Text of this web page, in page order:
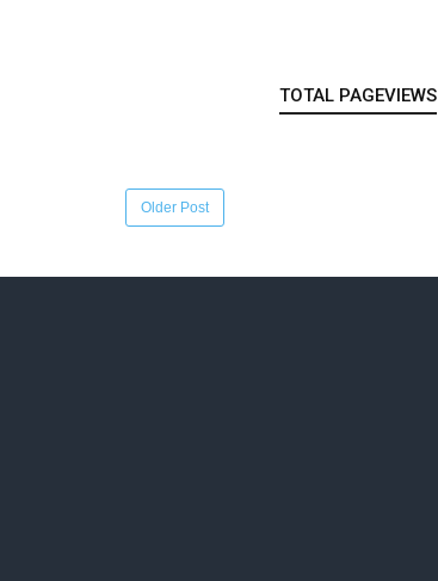
Older Post
TOTAL PAGEVIEWS